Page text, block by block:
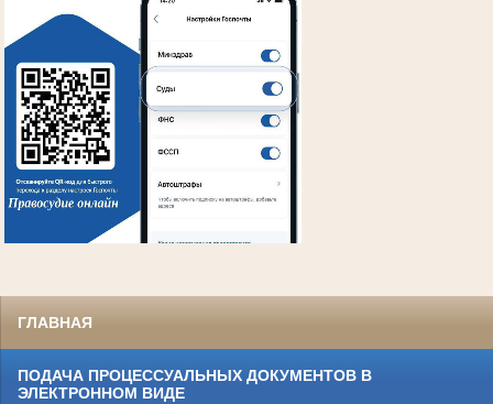
ГЛАВНАЯ
ПОДАЧА ПРОЦЕССУАЛЬНЫХ ДОКУМЕНТОВ В
ЭЛЕКТРОННОМ ВИДЕ